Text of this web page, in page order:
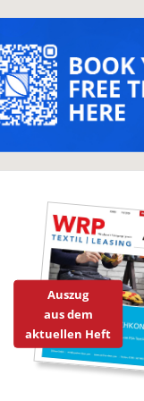
Auszug
aus dem
aktuellen Heft